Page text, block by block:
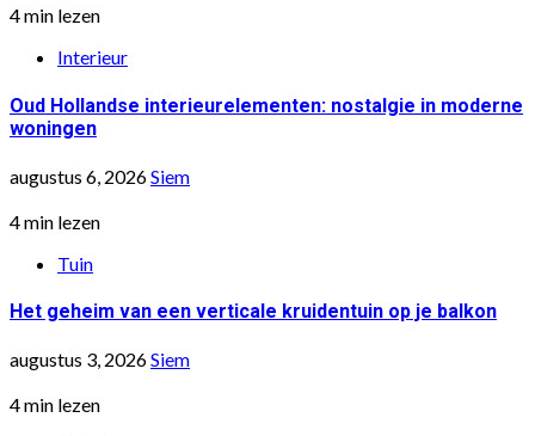
4 min lezen
Interieur
Oud Hollandse interieurelementen: nostalgie in moderne
woningen
augustus 6, 2026Siem
4 min lezen
Tuin
Het geheim van een verticale kruidentuin op je balkon
augustus 3, 2026Siem
4 min lezen